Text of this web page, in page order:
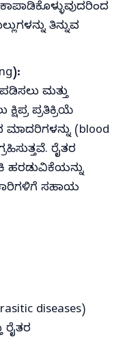
ತಿನ್ನುವ
ಮತ್ತು
ಪ್ರತಿಕ್ರಿಯೆ
ಮಾದರಿಗಳನ್ನು (blood
ರೈತರ
ಹರಡುವಿಕೆಯನ್ನು
ಸಹಾಯ
diseases)